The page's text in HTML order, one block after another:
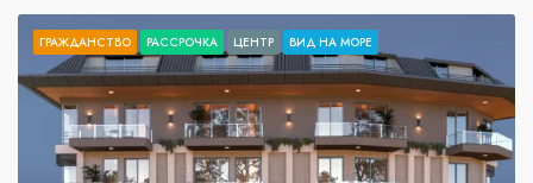
ГРАЖДАНСТВО РАССРОЧКА ЦЕНТР ВИД НА МОРЕ